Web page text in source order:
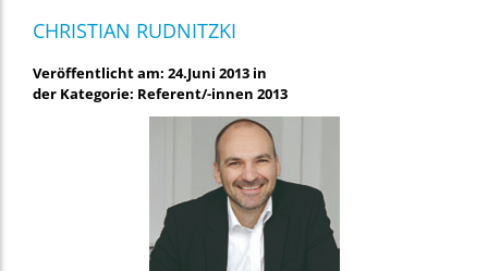
CHRISTIAN RUDNITZKI
Veröffentlicht am: 24.Juni 2013 in
der Kategorie: Referent/-innen 2013